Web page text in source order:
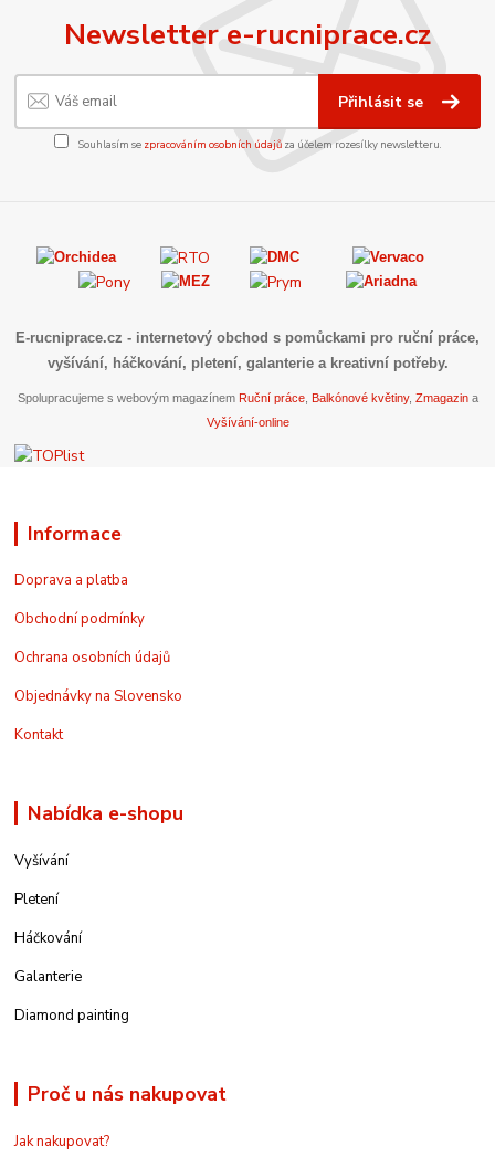
Newsletter e-rucniprace.cz
Přihlásit se
Souhlasím se zpracováním osobních údajůza účelem rozesílky newsletteru.
E-rucniprace.cz - internetový obchod s pomůckami pro ruční práce,
vyšívání, háčkování, pletení, galanterie a kreativní potřeby.
Spolupracujeme s webovým magazínem Ruční práce, Balkónové květiny, Zmagazina
Vyšívání-online
Informace
Doprava a platba
Obchodní podmínky
Ochrana osobních údajů
Objednávky na Slovensko
Kontakt
Nabídka e-shopu
Vyšívání
Pletení
Háčkování
Galanterie
Diamond painting
Proč u nás nakupovat
Jak nakupovat?